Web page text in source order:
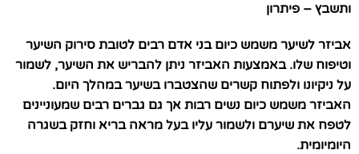
ותשבץ – פיתרון
אביזר לשיער משמש כיום בני אדם רבים לטובת סירוק השיער
וטיפוח שלו. באמצעות האביזר ניתן להבריש את השיער, לשמור
על ניקיונו ולפתוח קשרים שהצטברו בשיער במהלך היום.
האביזר משמש כיום נשים רבות אך גם גברים רבים שמעוניינים
לטפח את שיערם ולשמור עליו בעל מראה בריא וחזק בשגרה
היומיומית.